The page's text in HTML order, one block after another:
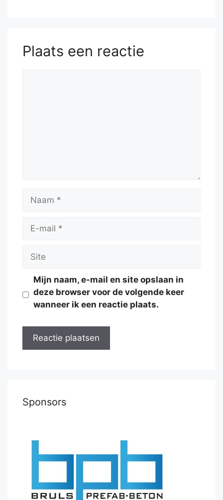
Plaats een reactie
Naam
Site
Mijn naam, e-mail en site opslaan in
deze browser voor de volgende keer
wanneer ik een reactie plaats.
Sponsors